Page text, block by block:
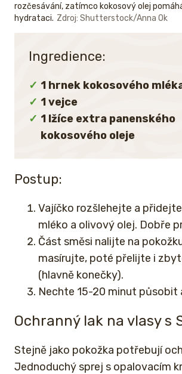
rozčesávání, zatímco kokosový olej
hydrataci. Zdroj: Shutterstock/Anna Ok
Ingredience:
1 hrnek kokosového
1 vejce
1 lžíce extra panenského
kokosového oleje
Postup:
Vajíčko rozšlehejte a
mléko a olivový olej. Dobře
Část směsi nalijte na
masírujte, poté přelijte i
(hlavně konečky).
Nechte 15-20 minut působit
Ochranný lak na vlasy s
Stejně jako pokožka potřebují
Jednoduchý sprej s opalovacím